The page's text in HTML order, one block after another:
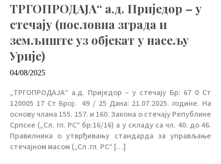
ТРГОПРОДАЈА“ а.д. Приједор – у
стечају (пословна зграда и
земљиште уз објекат у насељу
Урије)
04/08/2025
„ТРГОПРОДАЈА“ а.д. Приједор – у стечају Бр: 67 0 Ст
120005 17 Ст Број: 49 / 25 Дана: 21.07.2025. године. На
основу члана 155. 157. и 160. Закона о стечају Републике
Српске („Сл. гл. РС“ бр:16/16) а у складу са чл. 40. до 46.
Правилника о утврђивању стандарда за управљање
стечајном масом („Сл .гл. РС“ […]